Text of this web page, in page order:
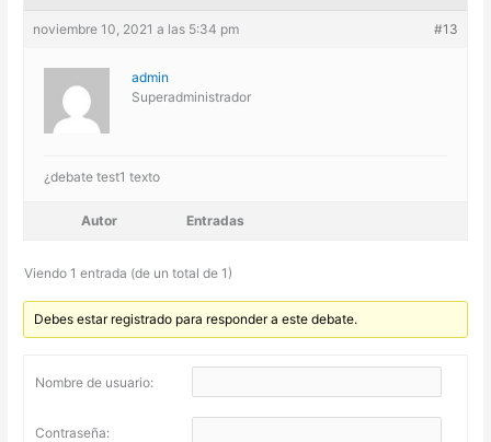
noviembre 10, 2021 a las 5:34 pm #13
admin
Superadministrador
¿debate test1 texto
Autor Entradas
Viendo 1 entrada (de un total de 1)
Debes estar registrado para responder a este debate.
Nombre de usuario:
Contraseña: